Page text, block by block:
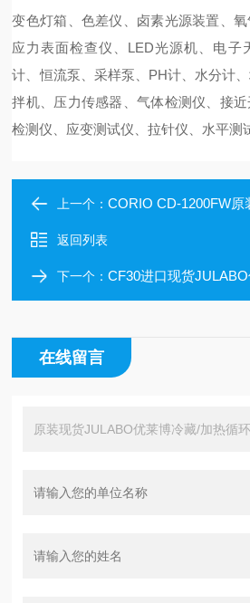
变色灯箱、色差仪、卤素光源装置、氧
应力表面检查仪、LED光源机、电子
计、恒流泵、采样泵、PH计、水分计
拌机、压力传感器、气体检测仪、接
检测仪、应变测试仪、拉针仪、水平测
上一个：CORIO CD-1200FW原装现货
返回列表
下一个：CF30进口现货JULABO优
在线留言